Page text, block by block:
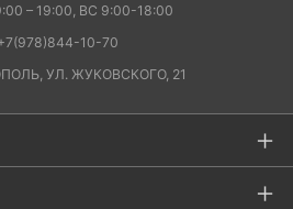
– 19:00, ВС 9:00-18:00
10-70
УЛ. ЖУКОВСКОГО, 21